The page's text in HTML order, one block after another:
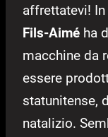
affrettatevi!
Fils-Aimé ha
macchine da
essere
statunitense,
natalizio.